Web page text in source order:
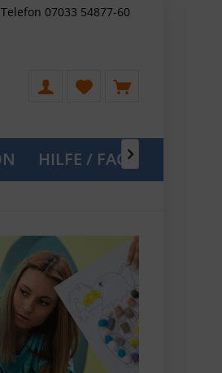
Telefon 07033 54877-60
HILFE / FAQ